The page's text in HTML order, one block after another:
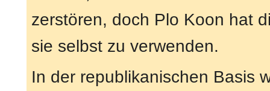
zerstören, doch Plo Koon hat
sie selbst zu verwenden.
In der republikanischen Basis